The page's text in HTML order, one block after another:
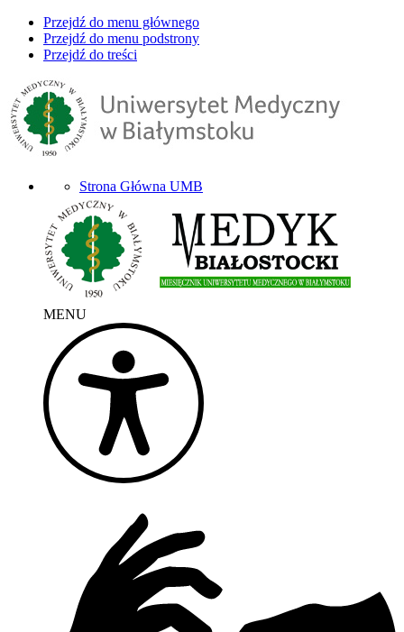
Przejdź do menu głównego
Przejdź do menu podstrony
Przejdź do treści
Strona Główna UMB
MENU